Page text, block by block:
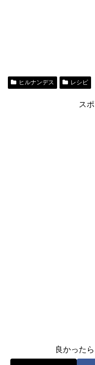
ヒルナンデス レシピ
ス
良かった